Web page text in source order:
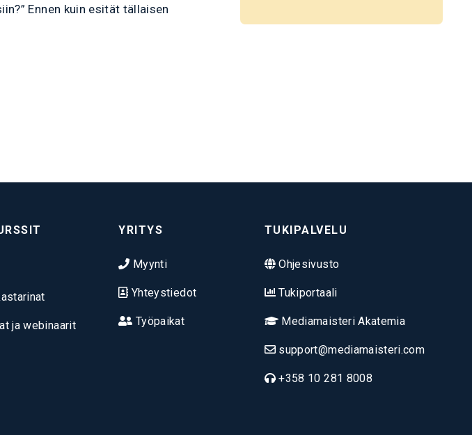
Ennen kuin esität tällaisen
ja webinaarit
YRITYS
Myynti
Yhteystiedot
Työpaikat
TUKIPALVELU
Ohjesivusto
Tukiportaali
Mediamaisteri Akatemia
support@mediamaisteri.com
+358 10 281 8008